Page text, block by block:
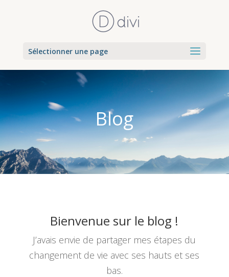
Sélectionner une page
Blog
Bienvenue sur le blog !
J’avais envie de partager mes étapes du
changement de vie avec ses hauts et ses
bas.